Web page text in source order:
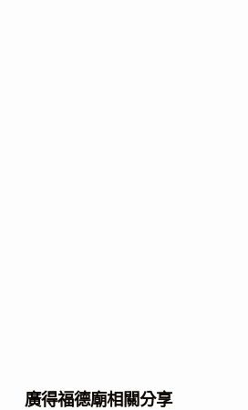
廣得福德廟相關分享